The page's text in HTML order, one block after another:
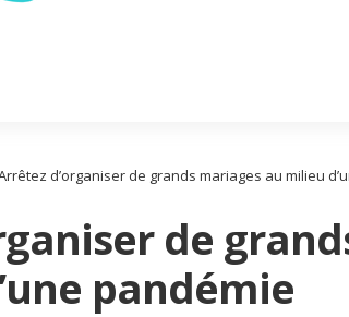
d’organiser de grands mariages au milieu
de
pandémie